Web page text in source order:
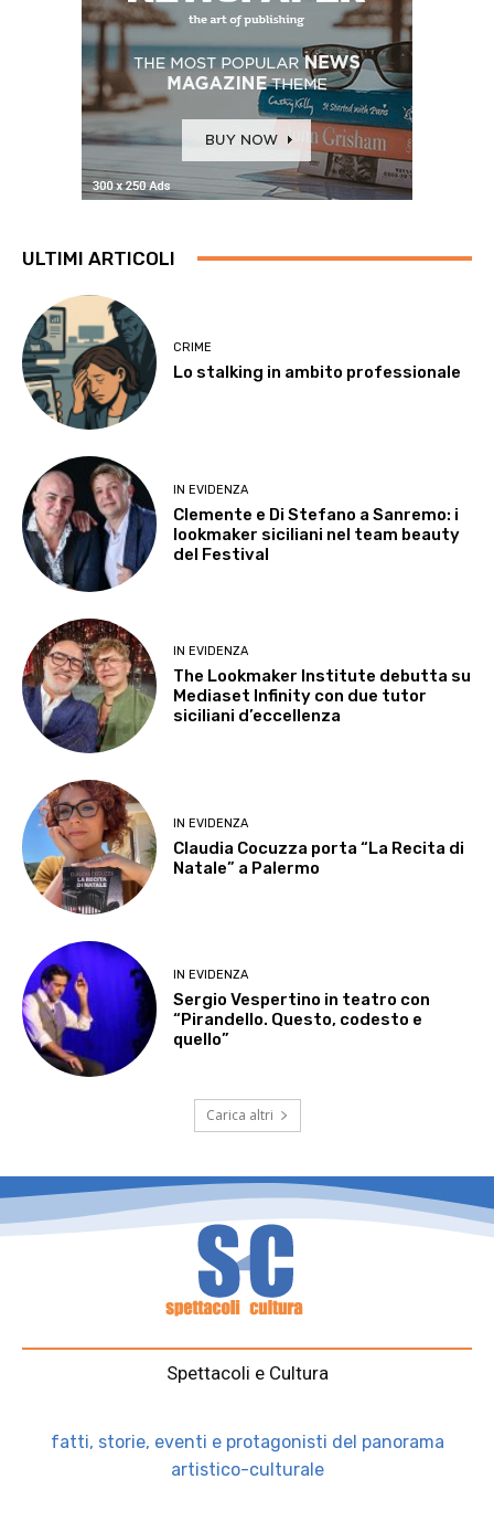
ULTIMI ARTICOLI
CRIME
Lo stalking in ambito professionale
IN EVIDENZA
Clemente e Di Stefano a Sanremo: i
lookmaker siciliani nel team beauty
del Festival
IN EVIDENZA
The Lookmaker Institute debutta su
Mediaset Infinity con due tutor
siciliani d’eccellenza
IN EVIDENZA
Claudia Cocuzza porta “La Recita di
Natale” a Palermo
IN EVIDENZA
Sergio Vespertino in teatro con
“Pirandello. Questo, codesto e
quello”
Carica altri
Spettacoli e Cultura
fatti, storie, eventi e protagonisti del panorama
artistico-culturale